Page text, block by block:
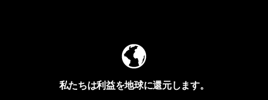
私たちは利益を地球に還元します。